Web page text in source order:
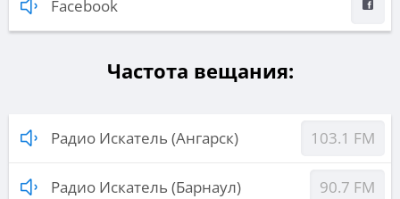
Facebook
Частота вещания:
Радио Искатель (Ангарск) 103.1 FM
Радио Искатель (Барнаул) 90.7 FM